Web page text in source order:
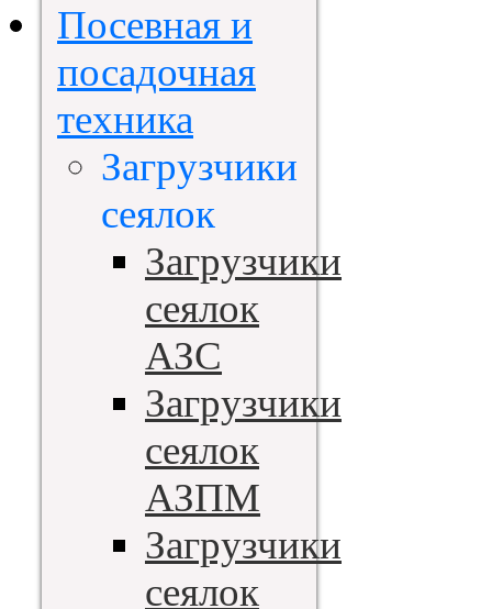
Посевная и
посадочная
техника
Загрузчики
сеялок
Загрузчики
сеялок
АЗС
Загрузчики
сеялок
АЗПМ
Загрузчики
сеялок